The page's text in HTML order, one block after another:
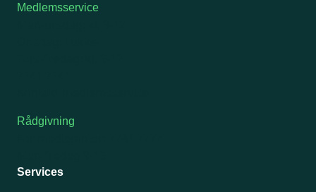
Medlemsservice
Rådgivning
Services